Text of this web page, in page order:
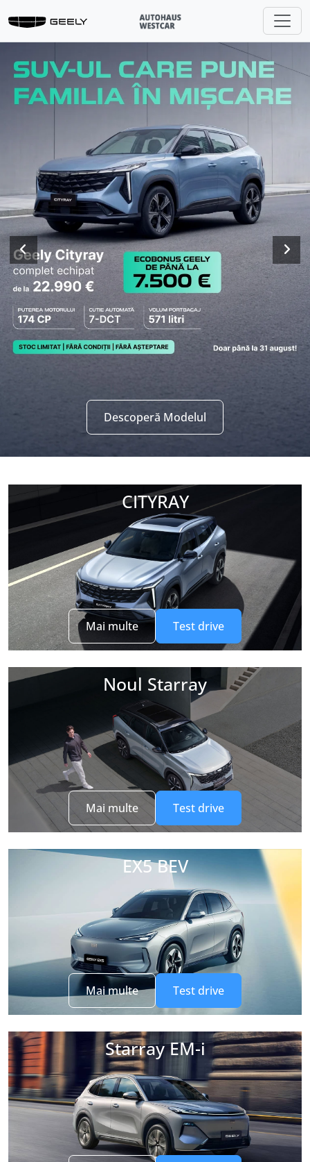
Descoperă Modelul
Previous
CITYRAY
Mai multe Test drive
Noul Starray
Mai multe Test drive
EX5 BEV
Mai multe Test drive
Starray EM-i